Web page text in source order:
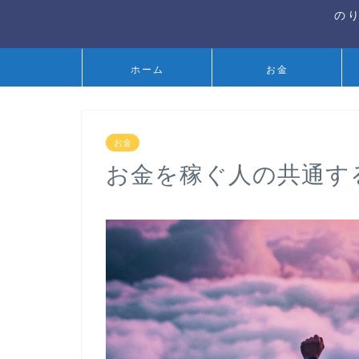
の
ホーム お金
お金
お金を稼ぐ人の共通